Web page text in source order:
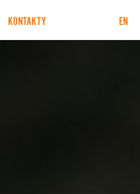
KONTAKTY EN